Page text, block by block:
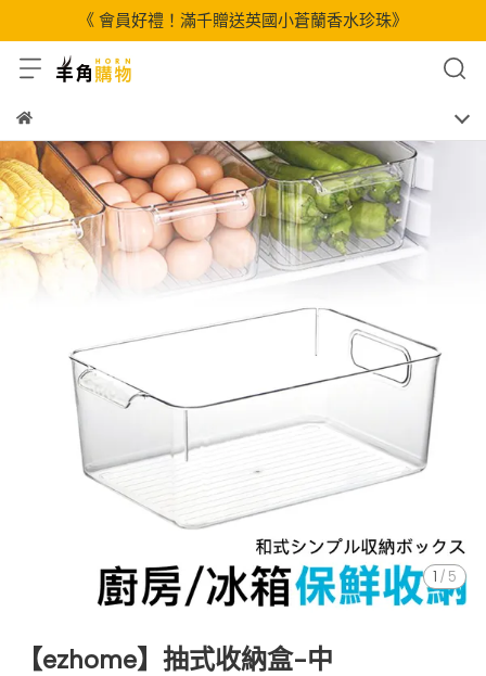
《 會員好禮！滿千贈送英國小蒼蘭香水珍珠》
1 / 5
【ezhome】抽式收納盒-中